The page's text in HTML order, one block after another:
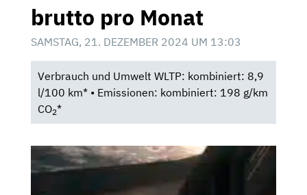
brutto pro Monat
SAMSTAG, 21. DEZEMBER 2024 UM 13:03
Verbrauch und Umwelt WLTP: kombiniert: 8,9
l/100 km* • Emissionen: kombiniert: 198 g/km
CO2*